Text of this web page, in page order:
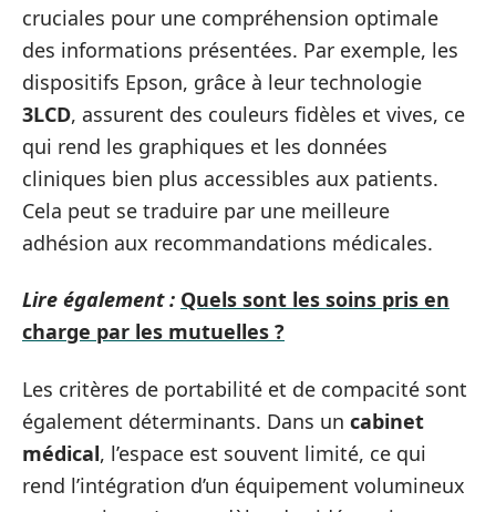
cruciales pour une compréhension optimale
des informations présentées. Par exemple, les
dispositifs Epson, grâce à leur technologie
3LCD, assurent des couleurs fidèles et vives, ce
qui rend les graphiques et les données
cliniques bien plus accessibles aux patients.
Cela peut se traduire par une meilleure
adhésion aux recommandations médicales.
Lire également : Quels sont les soins pris en
charge par les mutuelles ?
Les critères de portabilité et de compacité sont
également déterminants. Dans un cabinet
médical, l’espace est souvent limité, ce qui
rend l’intégration d’un équipement volumineux